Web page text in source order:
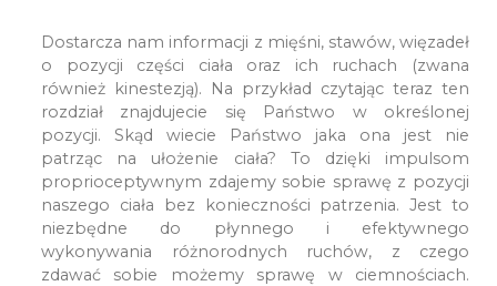
Dostarcza nam informacji z mięśni, stawów, więzadeł
o pozycji części ciała oraz ich ruchach (zwana
również kinestezją). Na przykład czytając teraz ten
rozdział znajdujecie się Państwo w określonej
pozycji. Skąd wiecie Państwo jaka ona jest nie
patrząc na ułożenie ciała? To dzięki impulsom
proprioceptywnym zdajemy sobie sprawę z pozycji
naszego ciała bez konieczności patrzenia. Jest to
niezbędne do płynnego i efektywnego
wykonywania różnorodnych ruchów, z czego
zdawać sobie możemy sprawę w ciemnościach.